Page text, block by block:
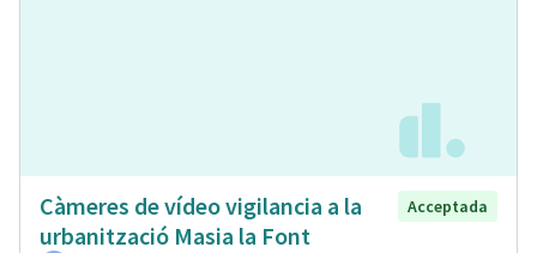
Càmeres de vídeo vigilancia a la
urbanització Masia la Font
Acceptada